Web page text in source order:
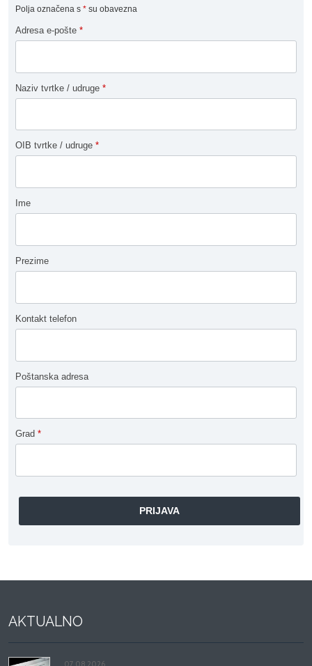
Polja označena s * su obavezna
Adresa e-pošte *
Naziv tvrtke / udruge *
OIB tvrtke / udruge *
Ime
Prezime
Kontakt telefon
Poštanska adresa
Grad *
AKTUALNO
07.08.2026.